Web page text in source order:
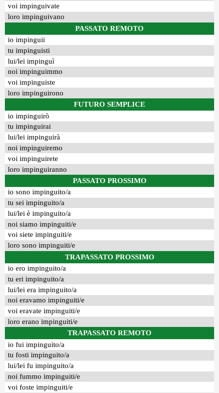
voi impinguivate
loro impinguivano
PASSATO REMOTO
io impinguii
tu impinguisti
lui/lei impinguì
noi impinguimmo
voi impinguiste
loro impinguirono
FUTURO SEMPLICE
io impinguirò
tu impinguirai
lui/lei impinguirà
noi impinguiremo
voi impinguirete
loro impinguiranno
PASSATO PROSSIMO
io sono impinguito/a
tu sei impinguito/a
lui/lei è impinguito/a
noi siamo impinguiti/e
voi siete impinguiti/e
loro sono impinguiti/e
TRAPASSATO PROSSIMO
io ero impinguito/a
tu eri impinguito/a
lui/lei era impinguito/a
noi eravamo impinguiti/e
voi eravate impinguiti/e
loro erano impinguiti/e
TRAPASSATO REMOTO
io fui impinguito/a
tu fosti impinguito/a
lui/lei fu impinguito/a
noi fummo impinguiti/e
voi foste impinguiti/e